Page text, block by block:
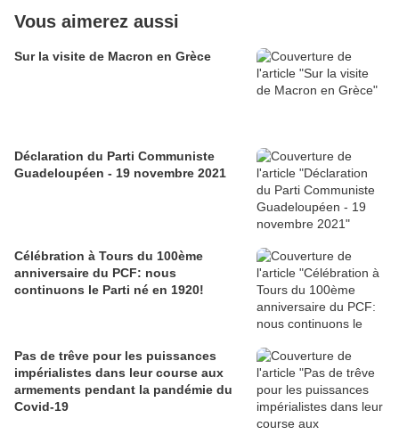
Vous aimerez aussi
Sur la visite de Macron en Grèce
Déclaration du Parti Communiste
Guadeloupéen - 19 novembre 2021
Célébration à Tours du 100ème
anniversaire du PCF: nous
continuons le Parti né en 1920!
Pas de trêve pour les puissances
impérialistes dans leur course aux
armements pendant la pandémie du
Covid-19